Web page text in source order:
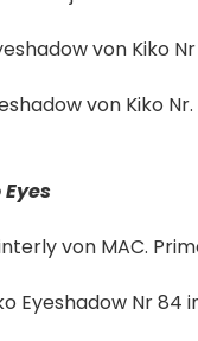
von Kiko
von Kiko
von MAC.
Eyeshadow Nr 84